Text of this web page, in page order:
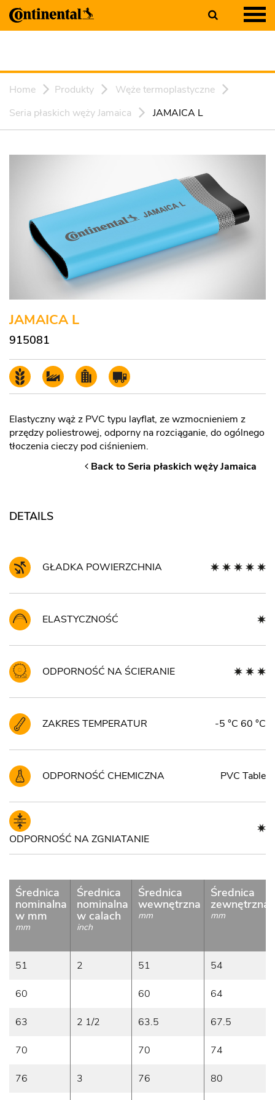
Home Produkty
Węże termoplastyczne
Seria płaskich węży Jamaica
JAMAICA L
JAMAICA L
915081
Elastyczny wąż z PVC typu layflat, ze wzmocnieniem z
przędzy poliestrowej, odporny na rozciąganie, do ogólnego
tłoczenia cieczy pod ciśnieniem.
Back to Seria płaskich węży Jamaica
DETAILS
GŁADKA POWIERZCHNIA
ELASTYCZNOŚĆ
ODPORNOŚĆ NA ŚCIERANIE
ZAKRES TEMPERATUR -5 °C 60 °C
ODPORNOŚĆ CHEMICZNA PVC Table
ODPORNOŚĆ NA ZGNIATANIE
Średnica
nominalna
w mm
mm
Średnica
nominalna
w calach
inch
Średnica
wewnętrzna
mm
Średnica
zewnętrzna
mm
51 2 51 54
60 60 64
63 2 1/2 63.5 67.5
70 70 74
76 3 76 80